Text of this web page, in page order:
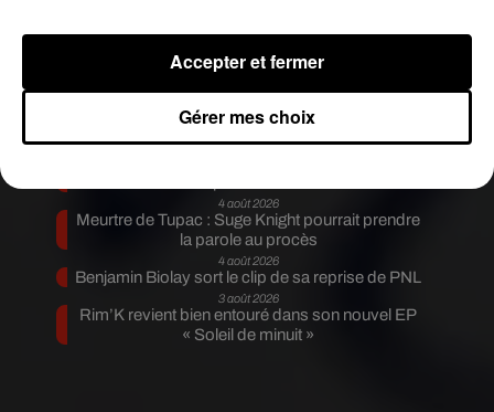
surprise
Coulda Shoulda Woulda »
5 août 2026
4 août 2026
Meurtre de Tupac : Suge Knight pourrait prendre
la parole au procès
4 août 2026
Benjamin Biolay sort le clip de sa reprise de PNL
3 août 2026
Rim’K revient bien entouré dans son nouvel EP
« Soleil de minuit »
Gérer mes choix
Accepter et fermer